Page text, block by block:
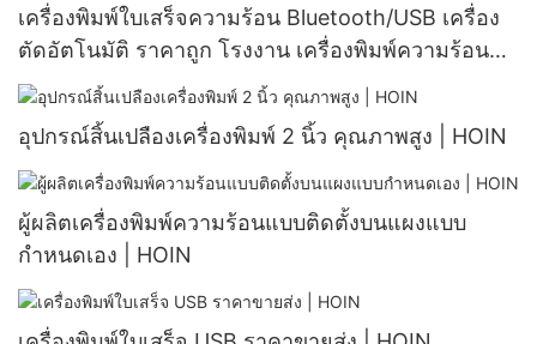
เครื่องพิมพ์ใบเสร็จความร้อน Bluetooth/USB เครื่อง
ตัดอัตโนมัติ ราคาถูก โรงงาน เครื่องพิมพ์ความร้อนตั้ง
โต๊ะ 80 มม.
อุปกรณ์สิ้นเปลืองเครื่องพิมพ์ 2 นิ้ว คุณภาพสูง | HOIN
ผู้ผลิตเครื่องพิมพ์ความร้อนแบบติดตั้งบนแผงแบบ
กำหนดเอง | HOIN